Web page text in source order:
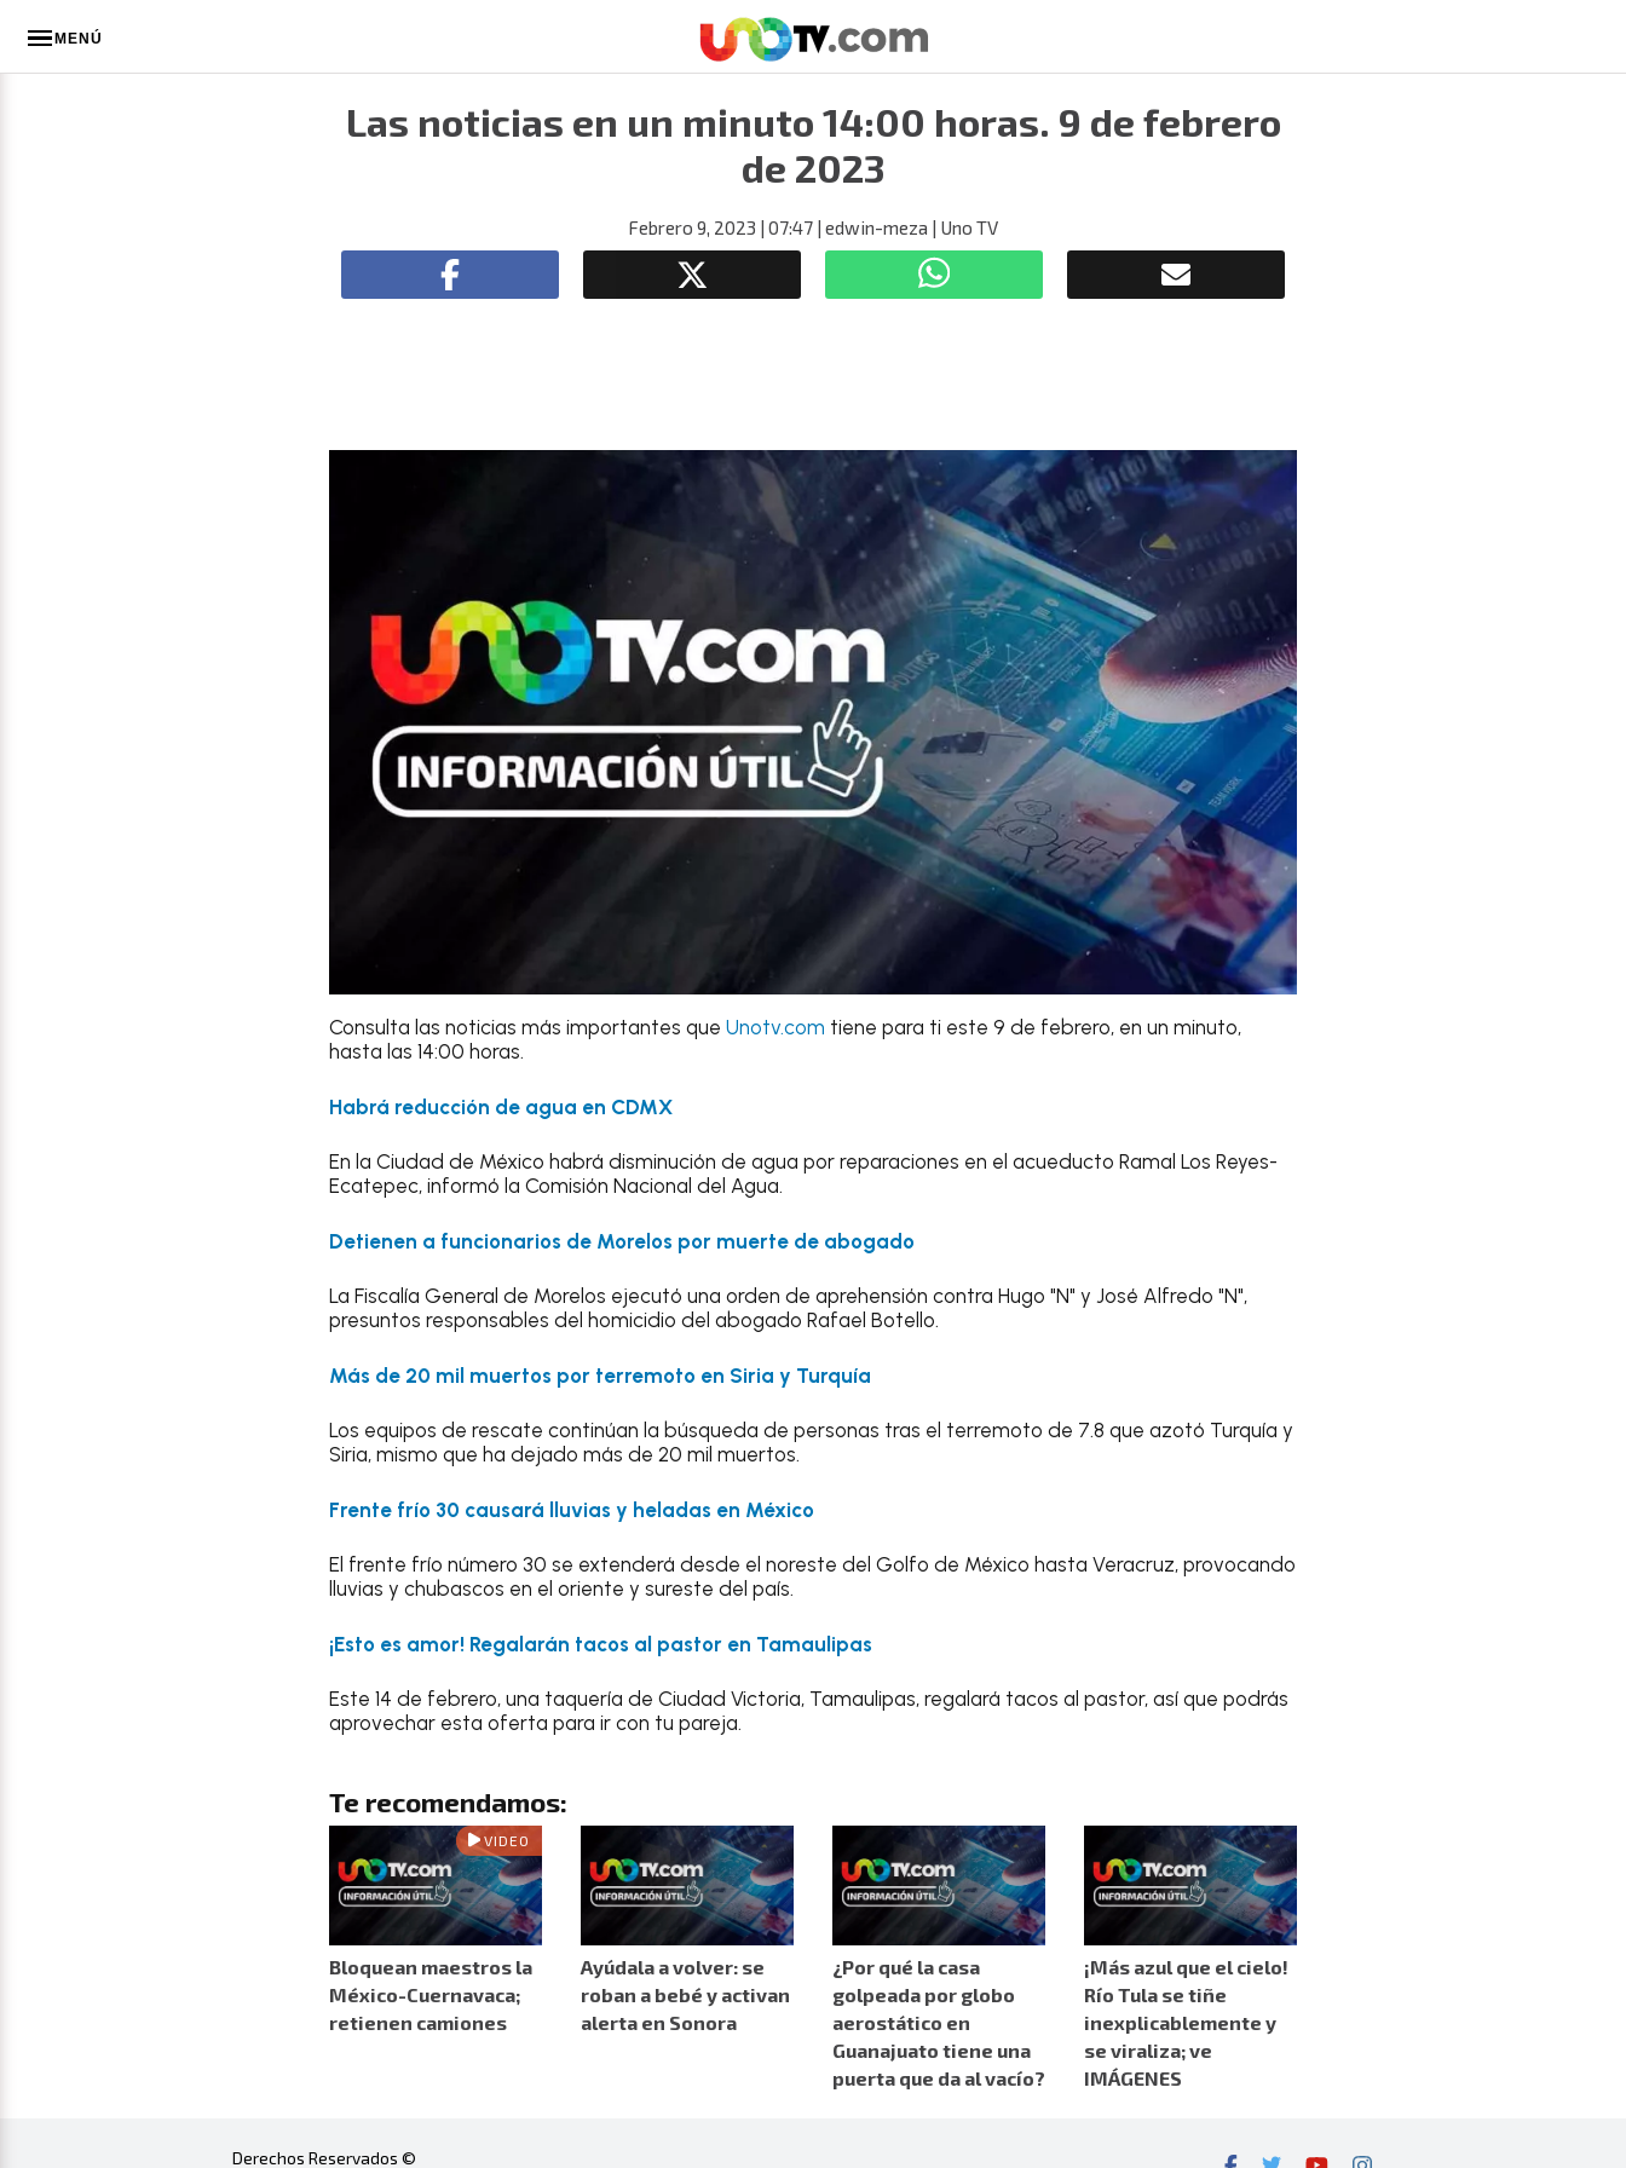
MENÚ
Las noticias en un minuto 14:00 horas. 9 de febrero
de 2023
Febrero 9, 2023 | 07:47 | edwin-meza | Uno TV
Consulta las noticias más importantes que Unotv.com tiene para ti este 9 de febrero, en un minuto,
hasta las 14:00 horas.
Habrá reducción de agua en CDMX
En la Ciudad de México habrá disminución de agua por reparaciones en el acueducto Ramal Los Reyes-
Ecatepec, informó la Comisión Nacional del Agua.
Detienen a funcionarios de Morelos por muerte de abogado
La Fiscalía General de Morelos ejecutó una orden de aprehensión contra Hugo "N" y José Alfredo "N",
presuntos responsables del homicidio del abogado Rafael Botello.
Más de 20 mil muertos por terremoto en Siria y Turquía
Los equipos de rescate continúan la búsqueda de personas tras el terremoto de 7.8 que azotó Turquía y
Siria, mismo que ha dejado más de 20 mil muertos.
Frente frío 30 causará lluvias y heladas en México
El frente frío número 30 se extenderá desde el noreste del Golfo de México hasta Veracruz, provocando
lluvias y chubascos en el oriente y sureste del país.
¡Esto es amor! Regalarán tacos al pastor en Tamaulipas
Este 14 de febrero, una taquería de Ciudad Victoria, Tamaulipas, regalará tacos al pastor, así que podrás
aprovechar esta oferta para ir con tu pareja.
Te recomendamos:
VIDEO
Bloquean maestros la
México-Cuernavaca;
retienen camiones
Ayúdala a volver: se
roban a bebé y activan
alerta en Sonora
¿Por qué la casa
golpeada por globo
aerostático en
Guanajuato tiene una
puerta que da al vacío?
¡Más azul que el cielo!
Río Tula se tiñe
inexplicablemente y
se viraliza; ve
IMÁGENES
Derechos Reservados ©